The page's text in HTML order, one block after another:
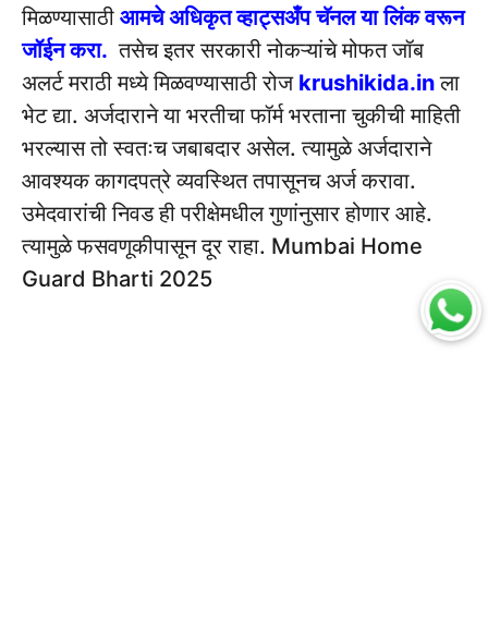
मिळण्यासाठी आमचे अधिकृत व्हाट्सअँप चॅनल या लिंक वरून
जॉईन करा. तसेच इतर सरकारी नोकऱ्यांचे मोफत जॉब
अलर्ट मराठी मध्ये मिळवण्यासाठी रोज krushikida.inला
भेट द्या. अर्जदाराने या भरतीचा फॉर्म भरताना चुकीची माहिती
भरल्यास तो स्वतःच जबाबदार असेल. त्यामुळे अर्जदाराने
आवश्यक कागदपत्रे व्यवस्थित तपासूनच अर्ज करावा.
उमेदवारांची निवड ही परीक्षेमधील गुणांनुसार होणार आहे.
त्यामुळे फसवणूकीपासून दूर राहा. Mumbai Home
Guard Bharti 2025